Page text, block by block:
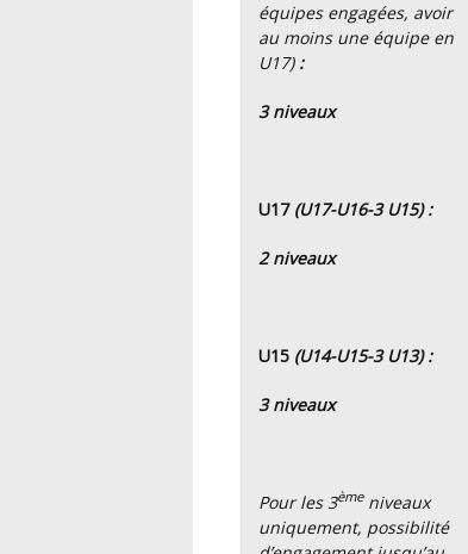
équipes engagées, avoir
au moins une équipe en
U17) :
3 niveaux
U17 (U17-U16-3 U15) :
2 niveaux
U15 (U14-U15-3 U13) :
3 niveaux
Pour les 3èmeniveaux
uniquement, possibilité